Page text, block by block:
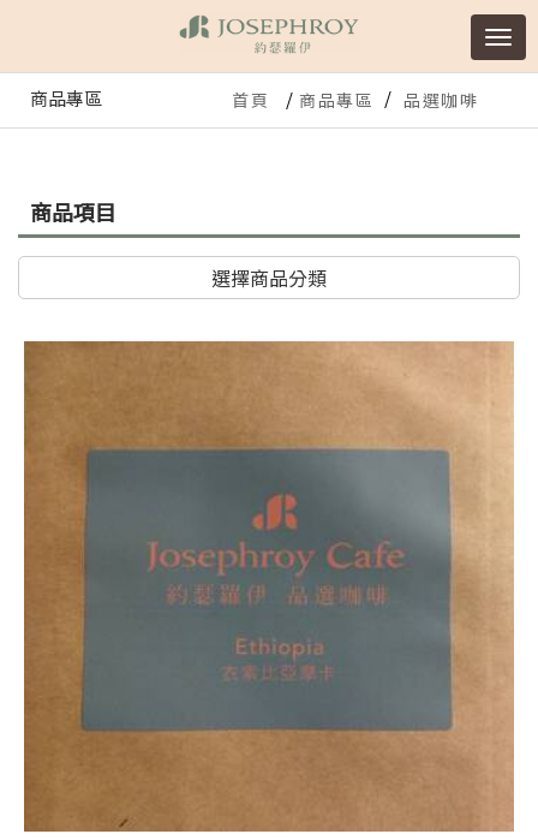
商品專區 首頁 商品專區 品選咖啡
商品項目
選擇商品分類